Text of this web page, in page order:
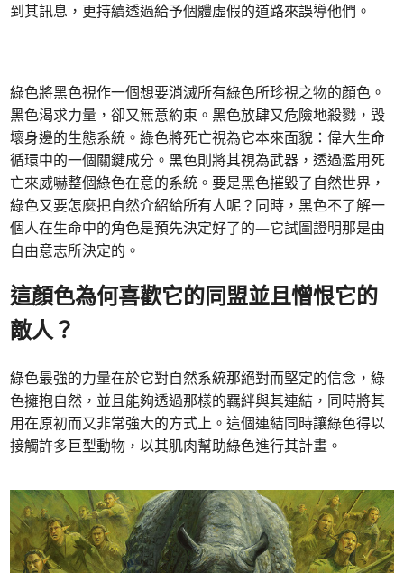
到其訊息，更持續透過給予個體虛假的道路來誤導他們。
綠色將黑色視作一個想要消滅所有綠色所珍視之物的顏色。
黑色渴求力量，卻又無意約束。黑色放肆又危險地殺戮，毀
壞身邊的生態系統。綠色將死亡視為它本來面貌：偉大生命
循環中的一個關鍵成分。黑色則將其視為武器，透過濫用死
亡來威嚇整個綠色在意的系統。要是黑色摧毀了自然世界，
綠色又要怎麼把自然介紹給所有人呢？同時，黑色不了解一
個人在生命中的角色是預先決定好了的—它試圖證明那是由
自由意志所決定的。
這顏色為何喜歡它的同盟並且憎恨它的
敵人？
綠色最強的力量在於它對自然系統那絕對而堅定的信念，綠
色擁抱自然，並且能夠透過那樣的羈絆與其連結，同時將其
用在原初而又非常強大的方式上。這個連結同時讓綠色得以
接觸許多巨型動物，以其肌肉幫助綠色進行其計畫。